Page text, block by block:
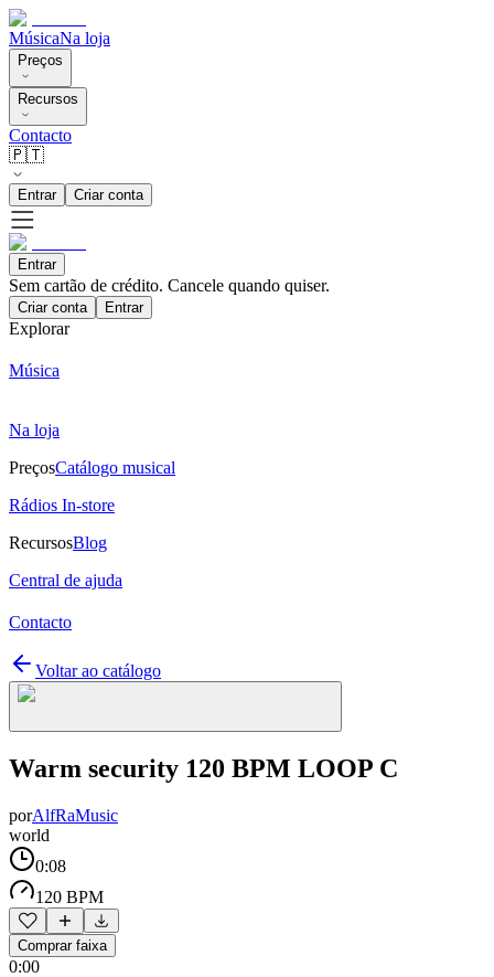
MúsicaNa loja
Preços
Recursos
Contacto
🇵🇹
Entrar Criar conta
Entrar
Sem cartão de crédito. Cancele quando quiser.
Criar conta Entrar
Explorar
Música
Na loja
PreçosCatálogo musical
Rádios In-store
RecursosBlog
Central de ajuda
Contacto
Voltar ao catálogo
Warm security 120 BPM LOOP C
porAlfRaMusic
world
0:08
120 BPM
Comprar faixa
0:00